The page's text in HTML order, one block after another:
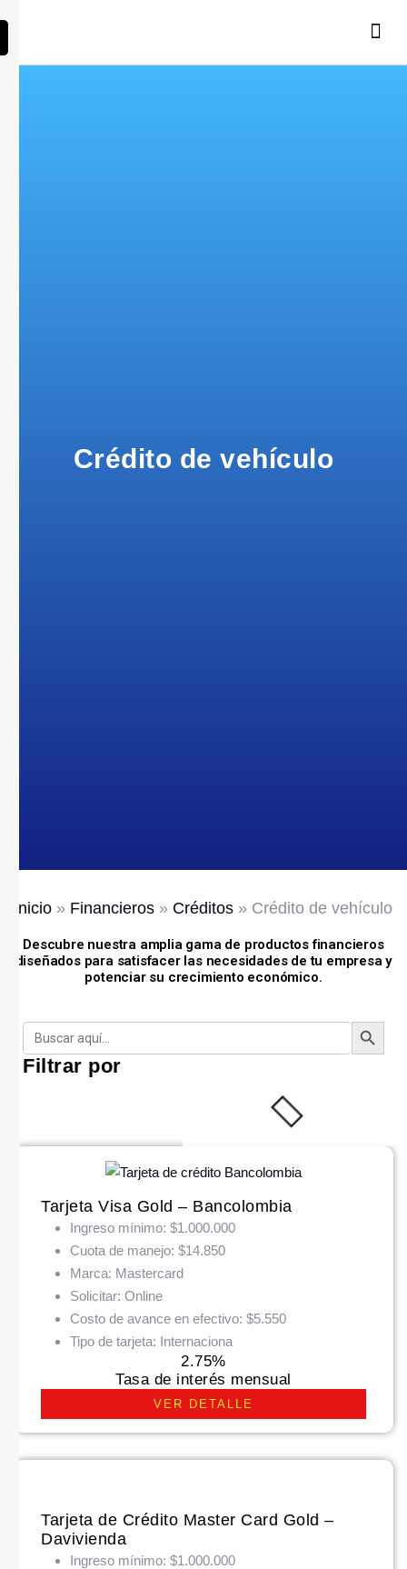
Crédito de vehículo
Inicio » Financieros » Créditos » Crédito de vehículo
Descubre nuestra amplia gama de productos financieros
diseñados para satisfacer las necesidades de tu empresa y
potenciar su crecimiento económico.
Buscar:
BOTÓN
Filtrar por
Tarjeta Visa Gold – Bancolombia
Ingreso mínimo: $1.000.000
Cuota de manejo: $14.850
Marca: Mastercard
Solicitar: Online
Costo de avance en efectivo: $5.550
Tipo de tarjeta: Internaciona
2.75%
Tasa de interés mensual
VER DETALLE
Tarjeta de Crédito Master Card Gold –
Davivienda
Ingreso mínimo: $1.000.000